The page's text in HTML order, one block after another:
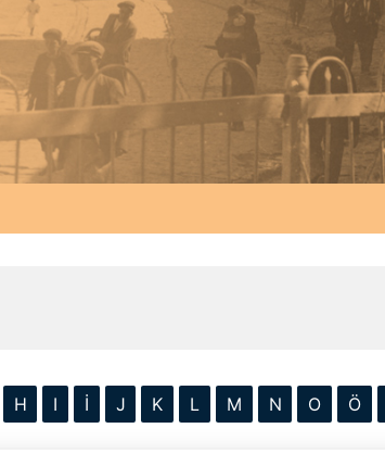
H I İ J K L M N O Ö